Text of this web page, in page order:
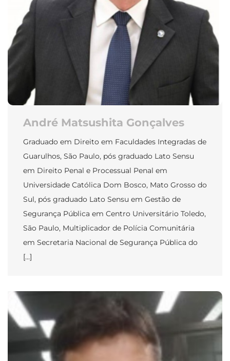
André Matsushita Gonçalves
Graduado em Direito em Faculdades Integradas de
Guarulhos, São Paulo, pós graduado Lato Sensu
em Direito Penal e Processual Penal em
Universidade Católica Dom Bosco, Mato Grosso do
Sul, pós graduado Lato Sensu em Gestão de
Segurança Pública em Centro Universitário Toledo,
São Paulo, Multiplicador de Polícia Comunitária
em Secretaria Nacional de Segurança Pública do
[…]